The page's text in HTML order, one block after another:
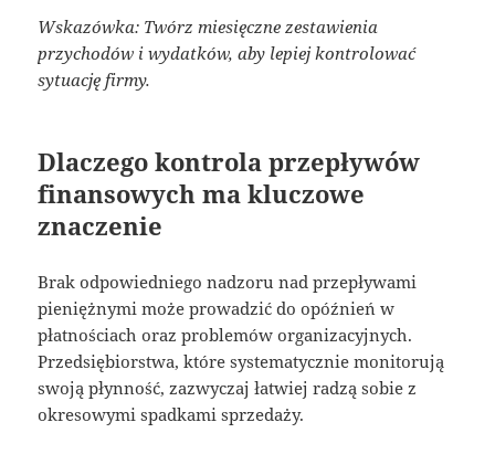
Wskazówka: Twórz miesięczne zestawienia
przychodów i wydatków, aby lepiej kontrolować
sytuację firmy.
Dlaczego kontrola przepływów
finansowych ma kluczowe
znaczenie
Brak odpowiedniego nadzoru nad przepływami
pieniężnymi może prowadzić do opóźnień w
płatnościach oraz problemów organizacyjnych.
Przedsiębiorstwa, które systematycznie monitorują
swoją płynność, zazwyczaj łatwiej radzą sobie z
okresowymi spadkami sprzedaży.